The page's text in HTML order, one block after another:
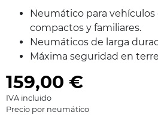
Neumático para
compactos y familiares.
Neumáticos de larga
Máxima seguridad en
159,00 €
IVA incluido
Precio por neumático